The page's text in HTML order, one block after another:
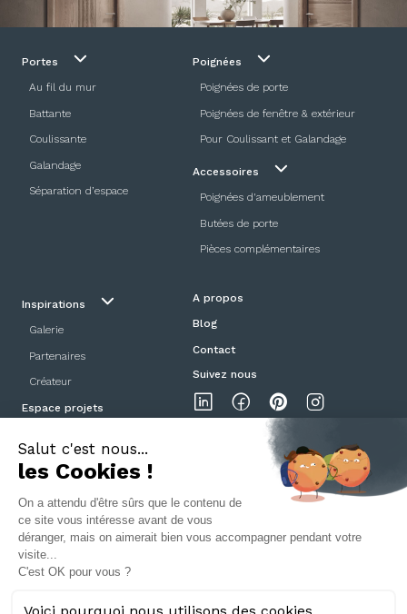
Portes
Au fil du mur
Battante
Coulissante
Galandage
Séparation d’espace
Poignées
Poignées de porte
Poignées de fenêtre & extérieur
Pour Coulissant et Galandage
Accessoires
Poignées d'ameublement
Butées de porte
Pièces complémentaires
Inspirations
Galerie
Partenaires
Créateur
Espace projets
A propos
Blog
Contact
Suivez nous
Mentions légalesPolitique de confidentialitéCGV